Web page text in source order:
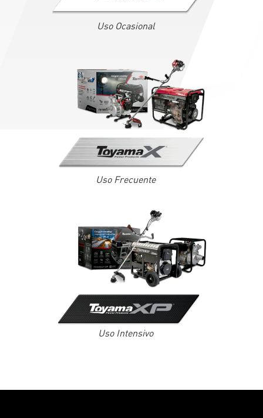
Uso Ocasional
Uso Frecuente
Uso Intensivo